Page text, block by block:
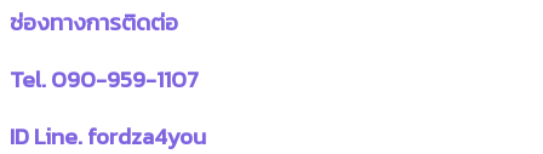
ช่องทางการติดต่อ
Tel. 090-959-1107
ID Line. fordza4you